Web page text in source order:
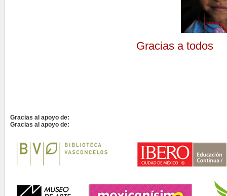
Gracias a todos
Gracias al apoyo de:
Gracias al apoyo de: